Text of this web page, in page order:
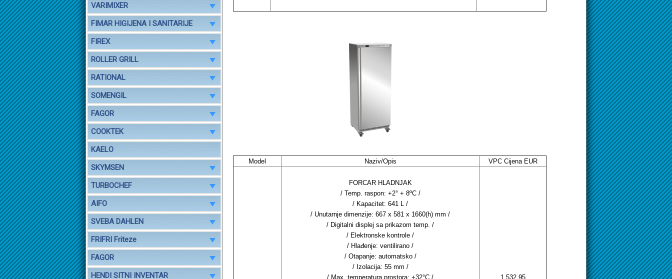
VARIMIXER
FIMAR HIGIJENA I SANITARIJE
FIREX
ROLLER GRILL
RATIONAL
SOMENGIL
FAGOR
COOKTEK
KAELO
SKYMSEN
TURBOCHEF
AIFO
SVEBA DAHLEN
FRIFRI Friteze
FAGOR
HENDI SITNI INVENTAR
Model Naziv/Opis VPC Cijena EUR
FORCAR HLADNJAK
/ Temp. raspon: +2° + 8ºC /
/ Kapacitet: 641 L /
/ Unutarnje dimenzije: 667 x 581 x 1660(h) mm /
/ Digitalni displej sa prikazom temp. /
/ Elektronske kontrole /
/ Hlađenje: ventilirano /
/ Otapanje: automatsko /
/ Izolacija: 55 mm /
/ Max. temperatura prostora: +32°C /
1.532,95